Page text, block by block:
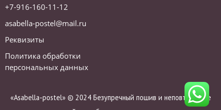
+7-916-160-11-12
asabella-postel@mail.ru
Реквизиты
Политика обработки
персональных данных
«Asabella-postel» © 2024 Безупречный пошив и неповторимые